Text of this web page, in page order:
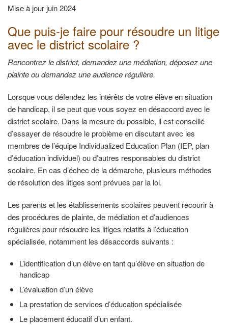
Mise à jour juin 2024
Que puis-je faire pour résoudre un litige
avec le district scolaire ?
Rencontrez le district, demandez une médiation, déposez une
plainte ou demandez une audience régulière.
Lorsque vous défendez les intérêts de votre élève en situation
de handicap, il se peut que vous soyez en désaccord avec le
district scolaire. Dans la mesure du possible, il est conseillé
d’essayer de résoudre le problème en discutant avec les
membres de l’équipe Individualized Education Plan (IEP, plan
d’éducation individuel) ou d’autres responsables du district
scolaire. En cas d’échec de la démarche, plusieurs méthodes
de résolution des litiges sont prévues par la loi.
Les parents et les établissements scolaires peuvent recourir à
des procédures de plainte, de médiation et d’audiences
régulières pour résoudre les litiges relatifs à l’éducation
spécialisée, notamment les désaccords suivants :
L’identification d’un élève en tant qu’élève en situation de
handicap
L’évaluation d’un élève
La prestation de services d’éducation spécialisée
Le placement éducatif d’un enfant.